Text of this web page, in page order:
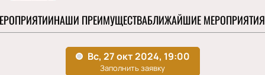
НАШИ ПРЕИМУЩЕСТВАБЛИЖАЙШИЕ МЕРОПРИЯТИЯ